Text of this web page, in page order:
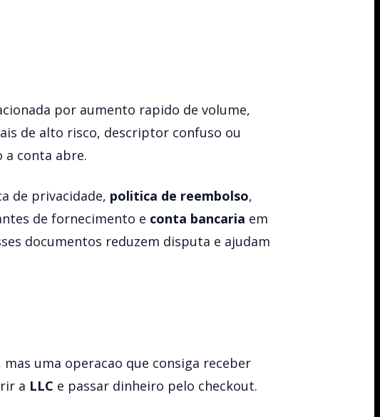
por aumento rapido de volume,
de alto risco, descriptor confuso ou
a conta abre.
de privacidade, politica de reembolso,
de fornecimento e conta bancaria em
documentos reduzem disputa e ajudam
uma operacao que consiga receber
a LLC e passar dinheiro pelo checkout.